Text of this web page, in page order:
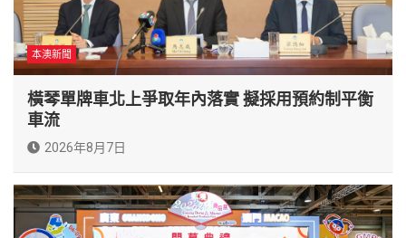
本澳新聞
橫琴單牌車北上爭取年內落實 擬採用預約制平衡
車流
2026年8月7日